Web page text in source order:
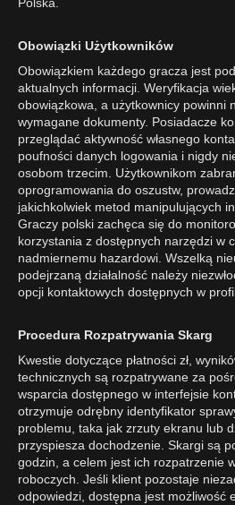
Obowiązki Użytkowników
Obowiązkiem każdego gracza jest
aktualnych informacji. Weryfikacja
obowiązkowa, a użytkownicy powinni
wymagane dokumenty. Posiadacze
przeglądać aktywność własnego
poufności danych logowania i nigdy
osobom trzecim. Użytkownikom
oprogramowania do oszustw,
jakichkolwiek metod manipulujących
Graczy polski zachęca się do
korzystania z dostępnych narzędzi w
nadmiernemu hazardowi. Wszelką
podejrzaną działalność należy
opcji kontaktowych dostępnych w
Procedura Rozpatrywania Skarg
Kwestie dotyczące płatności zł,
technicznych są rozpatrywane za
wsparcia dostępnego w interfejsie
otrzymuje odrębny identyfikator
problemu, taka jak zrzuty ekranu lub
przyspiesza dochodzenie. Skargi są
godzin, a celem jest ich rozpatrzenie
roboczych. Jeśli klient pozostaje
odpowiedzi, dostępna jest możliwość